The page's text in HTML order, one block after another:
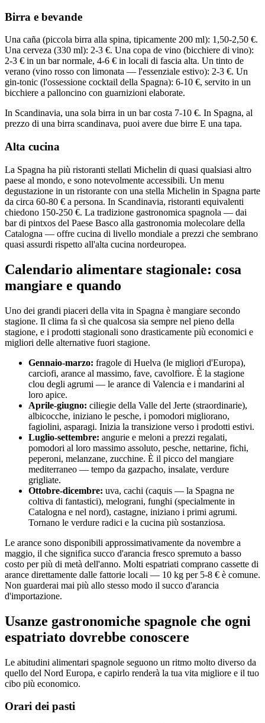
Birra e bevande
Una caña (piccola birra alla spina, tipicamente 200 ml): 1,50-2,50 €.
Una cerveza (330 ml): 2-3 €. Una copa de vino (bicchiere di vino):
2-3 € in un bar normale, 4-6 € in locali di fascia alta. Un tinto de
verano (vino rosso con limonata — l'essenziale estivo): 2-3 €. Un
gin-tonic (l'ossessione cocktail della Spagna): 6-10 €, servito in un
bicchiere a palloncino con guarnizioni elaborate.
In Scandinavia, una sola birra in un bar costa 7-10 €. In Spagna, al
prezzo di una birra scandinava, puoi avere due birre E una tapa.
Alta cucina
La Spagna ha più ristoranti stellati Michelin di quasi qualsiasi altro
paese al mondo, e sono notevolmente accessibili. Un menu
degustazione in un ristorante con una stella Michelin in Spagna parte
da circa 60-80 € a persona. In Scandinavia, ristoranti equivalenti
chiedono 150-250 €. La tradizione gastronomica spagnola — dai
bar di pintxos del Paese Basco alla gastronomia molecolare della
Catalogna — offre cucina di livello mondiale a prezzi che sembrano
quasi assurdi rispetto all'alta cucina nordeuropea.
Calendario alimentare stagionale: cosa
mangiare e quando
Uno dei grandi piaceri della vita in Spagna è mangiare secondo
stagione. Il clima fa sì che qualcosa sia sempre nel pieno della
stagione, e i prodotti stagionali sono drasticamente più economici e
migliori delle alternative fuori stagione.
Gennaio-marzo: fragole di Huelva (le migliori d'Europa),
carciofi, arance al massimo, fave, cavolfiore. È la stagione
clou degli agrumi — le arance di Valencia e i mandarini al
loro apice.
Aprile-giugno: ciliegie della Valle del Jerte (straordinarie),
albicocche, iniziano le pesche, i pomodori migliorano,
fagiolini, asparagi. Inizia la transizione verso i prodotti estivi.
Luglio-settembre: angurie e meloni a prezzi regalati,
pomodori al loro massimo assoluto, pesche, nettarine, fichi,
peperoni, melanzane, zucchine. È il picco del mangiare
mediterraneo — tempo da gazpacho, insalate, verdure
grigliate.
Ottobre-dicembre: uva, cachi (caquis — la Spagna ne
coltiva di fantastici), melograni, funghi (specialmente in
Catalogna e nel nord), castagne, iniziano i primi agrumi.
Tornano le verdure radici e la cucina più sostanziosa.
Le arance sono disponibili approssimativamente da novembre a
maggio, il che significa succo d'arancia fresco spremuto a basso
costo per più di metà dell'anno. Molti espatriati comprano cassette di
arance direttamente dalle fattorie locali — 10 kg per 5-8 € è comune.
Non guarderai mai più allo stesso modo il succo d'arancia
d'importazione.
Usanze gastronomiche spagnole che ogni
espatriato dovrebbe conoscere
Le abitudini alimentari spagnole seguono un ritmo molto diverso da
quello del Nord Europa, e capirlo renderà la tua vita migliore e il tuo
cibo più economico.
Orari dei pasti